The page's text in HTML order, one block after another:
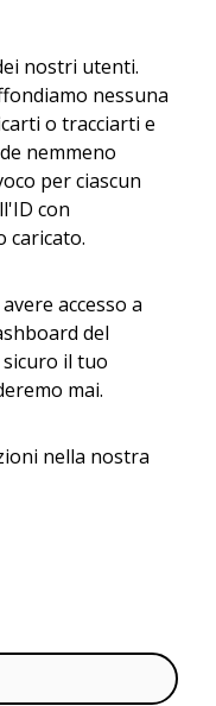
nostri utenti.
nessuna
o tracciarti e
nemmeno
per ciascun
con
caricato.
accesso a
del
il tuo
mai.
nella nostra